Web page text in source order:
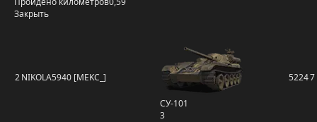
Закрыть
2NIKOLA5940 [MEKC_]
СУ-101
3
52247